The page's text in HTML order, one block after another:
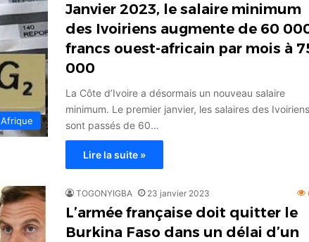
Afrique
Janvier 2023, le salaire minimum
des Ivoiriens augmente de 60
francs ouest-africain par mois à
000
La Côte d’Ivoire a désormais un nouveau salaire
minimum. Le premier janvier, les salaires des Ivoiriens
sont passés de 60…
Lire la suite »
TOGONYIGBA 23 janvier 2023
L’armée française doit quitter le
Burkina Faso dans un délai d’un